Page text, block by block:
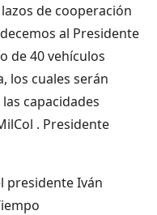
de cooperación
al Presidente
de 40 vehículos
los cuales serán
capacidades
. Presidente
presidente Iván